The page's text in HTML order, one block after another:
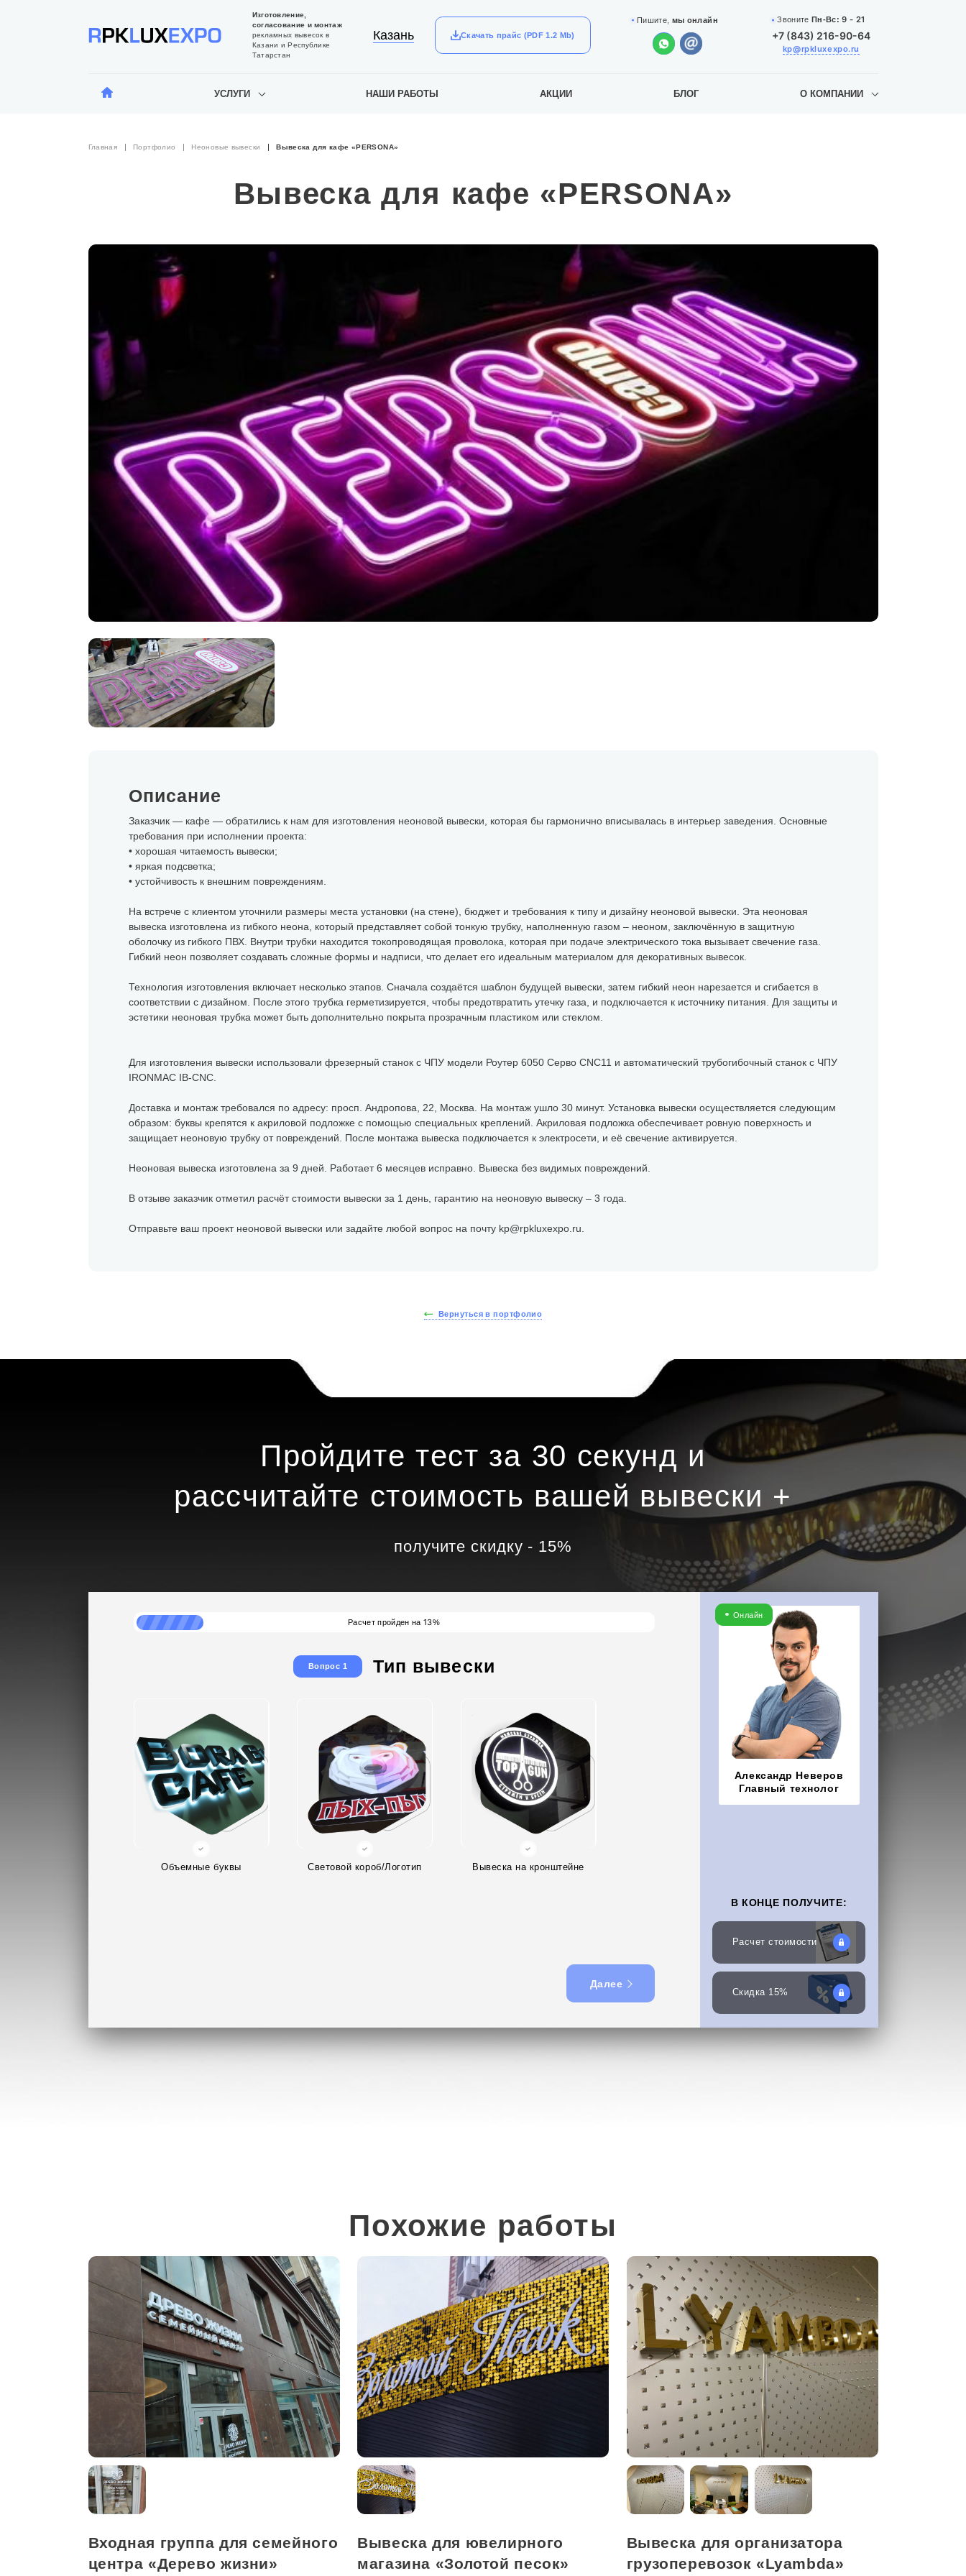
Изготовление,
согласование и монтаж
рекламных вывесок в
Казани и Республике
Татарстан
Казань Скачать прайс (PDF 1.2 Mb)
Пишите, мы онлайн Звоните Пн-Вс:9 - 21
+7 (843) 216-90-64
kp@rpkluxexpo.ru
УСЛУГИ НАШИ РАБОТЫ АКЦИИ БЛОГ О КОМПАНИИ
Главная Портфолио Неоновые вывески Вывеска для кафе «PERSONA»
Вывеска для кафе «PERSONA»
Описание
Заказчик — кафе — обратились к нам для изготовления неоновой вывески, которая бы гармонично вписывалась в интерьер заведения. Основные
требования при исполнении проекта:
• хорошая читаемость вывески;
• яркая подсветка;
• устойчивость к внешним повреждениям.
На встрече с клиентом уточнили размеры места установки (на стене), бюджет и требования к типу и дизайну неоновой вывески. Эта неоновая
вывеска изготовлена из гибкого неона, который представляет собой тонкую трубку, наполненную газом – неоном, заключённую в защитную
оболочку из гибкого ПВХ. Внутри трубки находится токопроводящая проволока, которая при подаче электрического тока вызывает свечение газа.
Гибкий неон позволяет создавать сложные формы и надписи, что делает его идеальным материалом для декоративных вывесок.
Технология изготовления включает несколько этапов. Сначала создаётся шаблон будущей вывески, затем гибкий неон нарезается и сгибается в
соответствии с дизайном. После этого трубка герметизируется, чтобы предотвратить утечку газа, и подключается к источнику питания. Для защиты и
эстетики неоновая трубка может быть дополнительно покрыта прозрачным пластиком или стеклом.
Для изготовления вывески использовали фрезерный станок с ЧПУ модели Роутер 6050 Серво CNC11 и автоматический трубогибочный станок с ЧПУ
IRONMAC IB-CNC.
Доставка и монтаж требовался по адресу: просп. Андропова, 22, Москва. На монтаж ушло 30 минут. Установка вывески осуществляется следующим
образом: буквы крепятся к акриловой подложке с помощью специальных креплений. Акриловая подложка обеспечивает ровную поверхность и
защищает неоновую трубку от повреждений. После монтажа вывеска подключается к электросети, и её свечение активируется.
Неоновая вывеска изготовлена за 9 дней. Работает 6 месяцев исправно. Вывеска без видимых повреждений.
В отзыве заказчик отметил расчёт стоимости вывески за 1 день, гарантию на неоновую вывеску – 3 года.
Отправьте ваш проект неоновой вывески или задайте любой вопрос на почту kp@rpkluxexpo.ru.
Вернуться в портфолио
Пройдите тест за 30 секунд и
рассчитайте стоимость вашей вывески +
получите скидку - 15%
Расчет пройден на13%
Вопрос 1 Тип вывески
Объемные буквы Световой короб/Логотип Вывеска на кронштейне
Далее
Онлайн
Александр Неверов
Главный технолог
В КОНЦЕ ПОЛУЧИТЕ:
Расчет стоимости
Скидка 15%
Похожие работы
Входная группа для семейного
центра «Дерево жизни»
Вывеска для ювелирного
магазина «Золотой песок»
Вывеска для организатора
грузоперевозок «Lyambda»